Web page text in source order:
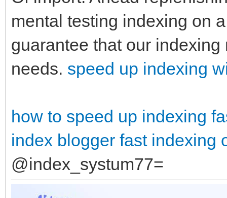
mental testing indexing on
guarantee that our
needs. speed up indexing
how to speed up indexing
index blogger fast indexing
@index_systum77=